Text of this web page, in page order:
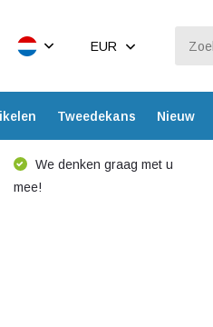
EUR
Tweedekans Nieuw
We denken graag met u
mee!